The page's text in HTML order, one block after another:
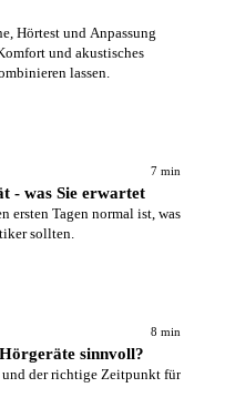
Hörtest und Anpassung
und akustisches
lassen.
7 min
- was Sie erwartet
ersten Tagen normal ist, was
sollten.
8 min
sinnvoll?
der richtige Zeitpunkt für